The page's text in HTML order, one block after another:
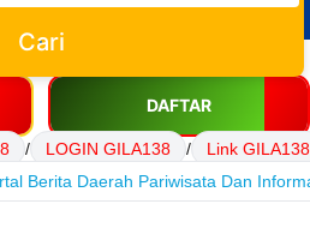
Cari
DAFTAR
/ LOGIN GILA138 /
Link GILA138
Berita Daerah Pariwisata Dan